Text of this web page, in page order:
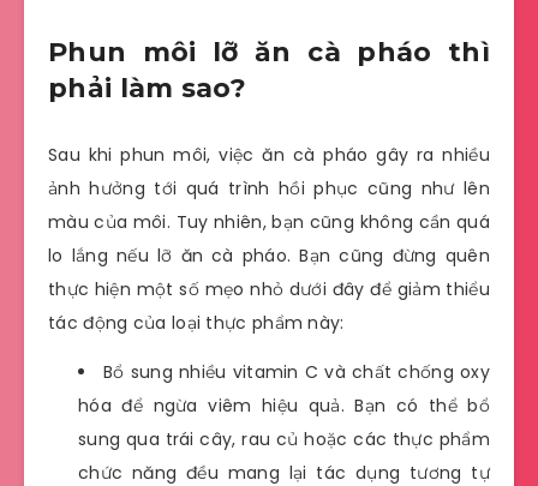
Phun môi lỡ ăn cà pháo thì
phải làm sao?
Sau khi phun môi, việc ăn cà pháo gây ra nhiều
ảnh hưởng tới quá trình hồi phục cũng như lên
màu của môi. Tuy nhiên, bạn cũng không cần quá
lo lắng nếu lỡ ăn cà pháo. Bạn cũng đừng quên
thực hiện một số mẹo nhỏ dưới đây để giảm thiểu
tác động của loại thực phẩm này:
Bổ sung nhiều vitamin C và chất chống oxy
hóa để ngừa viêm hiệu quả. Bạn có thể bổ
sung qua trái cây, rau củ hoặc các thực phẩm
chức năng đều mang lại tác dụng tương tự